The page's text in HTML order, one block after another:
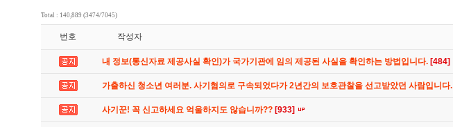
Total : 140,889 (3474/7045)
번호 작성자
내 정보(통신자료 제공사실 확인)가 국가기관에 임의 제공된 사실을 확인하는 방법입니다. [484]
가출하신 청소년 여러분. 사기혐의로 구속되었다가 2년간의 보호관찰을 선고받았던 사람입니다.
사기꾼! 꼭 신고하세요 억울하지도 않습니까?? [933]